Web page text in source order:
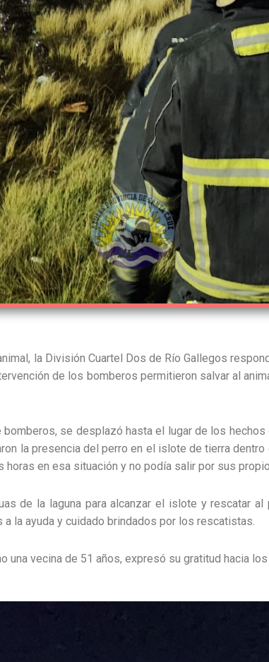
la División Cuartel Dos de Río Gallegos
de los bomberos permitieron salvar al
se desplazó hasta el lugar de los
la presencia del perro en el islote de tierra dentro
horas en esa situación y no podía salir por sus
de la laguna para alcanzar el islote y rescatar
la ayuda y cuidado brindados por los rescatistas.
una vecina de 51 años, expresó su gratitud hacia